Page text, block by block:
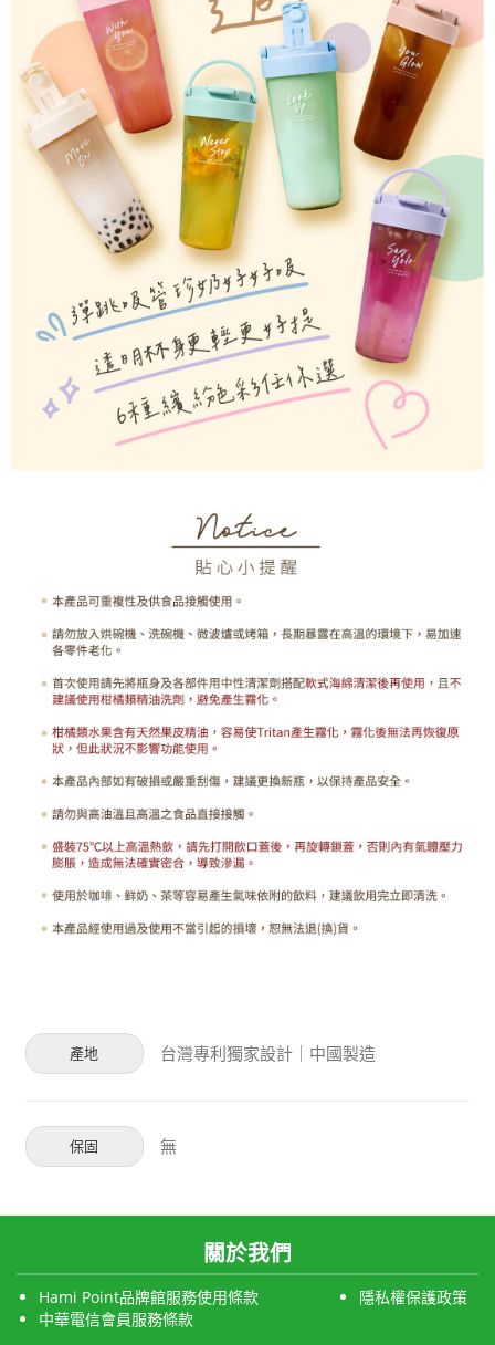
產地 台灣專利獨家設計｜中國製造
保固 無
關於我們
Hami Point品牌館服務使用條款
隱私權保護政策
中華電信會員服務條款